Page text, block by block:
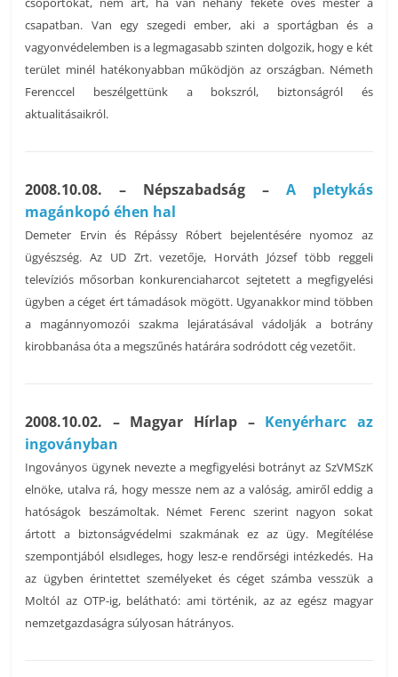
csapatban. Van egy szegedi ember, aki a sportágban és a
vagyonvédelemben is a legmagasabb szinten dolgozik, hogy e két
terület minél hatékonyabban működjön az országban. Németh
Ferenccel beszélgettünk a bokszról, biztonságról és
aktualitásaikról.
2008.10.08. – Népszabadság – A pletykás
magánkopó éhen hal
Demeter Ervin és Répássy Róbert bejelentésére nyomoz az
ügyészség. Az UD Zrt. vezetője, Horváth József több reggeli
televíziós mősorban konkurenciaharcot sejtetett a megfigyelési
ügyben a céget ért támadások mögött. Ugyanakkor mind többen
a magánnyomozói szakma lejáratásával vádolják a botrány
kirobbanása óta a megszűnés határára sodródott cég vezetőit.
2008.10.02. – Magyar Hírlap – Kenyérharc az
ingoványban
Ingoványos ügynek nevezte a megfigyelési botrányt az SzVMSzK
elnöke, utalva rá, hogy messze nem az a valóság, amiről eddig a
hatóságok beszámoltak. Német Ferenc szerint nagyon sokat
ártott a biztonságvédelmi szakmának ez az ügy. Megítélése
szempontjából elsıdleges, hogy lesz-e rendőrségi intézkedés. Ha
az ügyben érintettet személyeket és céget számba vesszük a
Moltól az OTP-ig, belátható: ami történik, az az egész magyar
nemzetgazdaságra súlyosan hátrányos.